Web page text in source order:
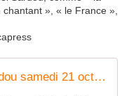
», « le France »,
Dernier show, avec Michel Sardou samedi 21 octobre sur France 2. - Leblogtvnews.com